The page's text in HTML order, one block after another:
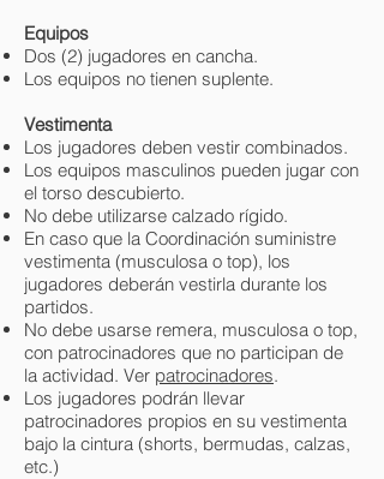
Equipos
Dos (2) jugadores en cancha.
Los equipos no tienen suplente.
Vestimenta
Los jugadores deben vestir combinados.
Los equipos masculinos pueden jugar con
el torso descubierto.
No debe utilizarse calzado rígido.
En caso que la Coordinación suministre
vestimenta (musculosa o top), los
jugadores deberán vestirla durante los
partidos.
No debe usarse remera, musculosa o top,
con patrocinadores que no participan de
la actividad. Ver patrocinadores.
Los jugadores podrán llevar
patrocinadores propios en su vestimenta
bajo la cintura (shorts, bermudas, calzas,
etc.)